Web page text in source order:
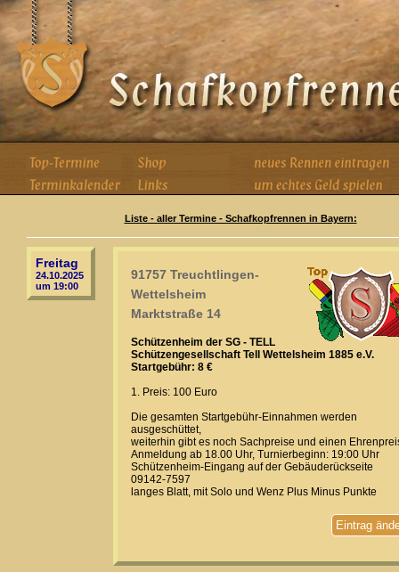
Liste - aller Termine - Schafkopfrennen in Bayern:
Freitag
24.10.2025
um 19:00
91757 Treuchtlingen-
Wettelsheim
Marktstraße 14
Schützenheim der SG - TELL
Schützengesellschaft Tell Wettelsheim 1885 e.V.
Startgebühr: 8 €
1. Preis: 100 Euro
Die gesamten Startgebühr-Einnahmen werden
ausgeschüttet,
weiterhin gibt es noch Sachpreise und einen
Anmeldung ab 18.00 Uhr, Turnierbeginn: 19:00 Uhr
Schützenheim-Eingang auf der Gebäuderückseite
09142-7597
langes Blatt, mit Solo und Wenz Plus Minus Punkte
Eintrag